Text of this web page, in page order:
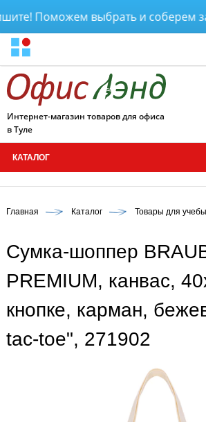
Поможем выбрать и соберем
Интернет-магазин товаров для офиса
в Туле
КАТАЛОГ
Главная Каталог Товары для учебы
Сумка-шоппер
PREMIUM, канвас,
кнопке, карман,
tac-toe", 271902